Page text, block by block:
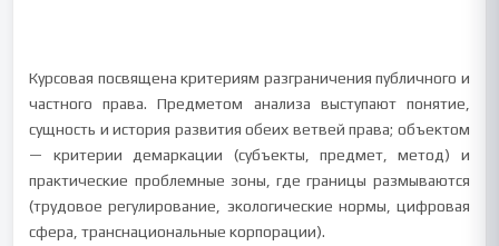
Курсовая посвящена критериям разграничения публичного и
частного права. Предметом анализа выступают понятие,
сущность и история развития обеих ветвей права; объектом
— критерии демаркации (субъекты, предмет, метод) и
практические проблемные зоны, где границы размываются
(трудовое регулирование, экологические нормы, цифровая
сфера, транснациональные корпорации).